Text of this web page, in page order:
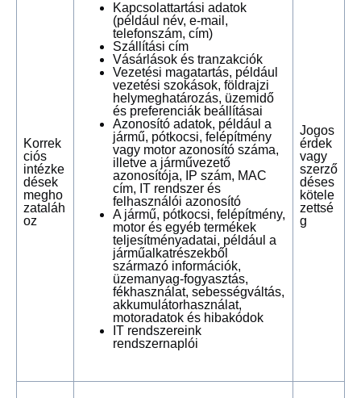
Korrek
ciós
intézke
dések
megho
zataláh
oz
Kapcsolattartási adatok
(például név, e-mail,
telefonszám, cím)
Szállítási cím
Vásárlások és tranzakciók
Vezetési magatartás, például
vezetési szokások, földrajzi
helymeghatározás, üzemidő
és preferenciák beállításai
Azonosító adatok, például a
jármű, pótkocsi, felépítmény
vagy motor azonosító száma,
illetve a járművezető
azonosítója, IP szám, MAC
cím, IT rendszer és
felhasználói azonosító
A jármű, pótkocsi, felépítmény,
motor és egyéb termékek
teljesítményadatai, például a
járműalkatrészekből
származó információk,
üzemanyag-fogyasztás,
fékhasználat, sebességváltás,
akkumulátorhasználat,
motoradatok és hibakódok
IT rendszereink
rendszernaplói
Jogos
érdek
vagy
szerző
déses
kötele
zettsé
g